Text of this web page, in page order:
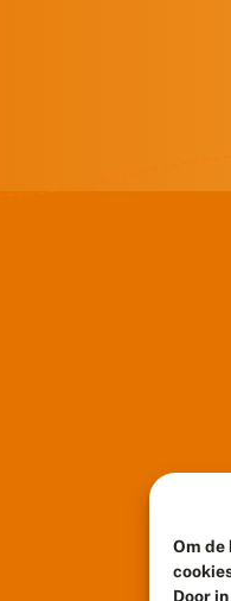
Om de
Door